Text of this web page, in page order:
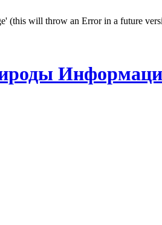
(this will throw an Error in a future